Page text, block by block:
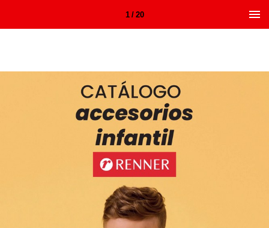
1 / 20